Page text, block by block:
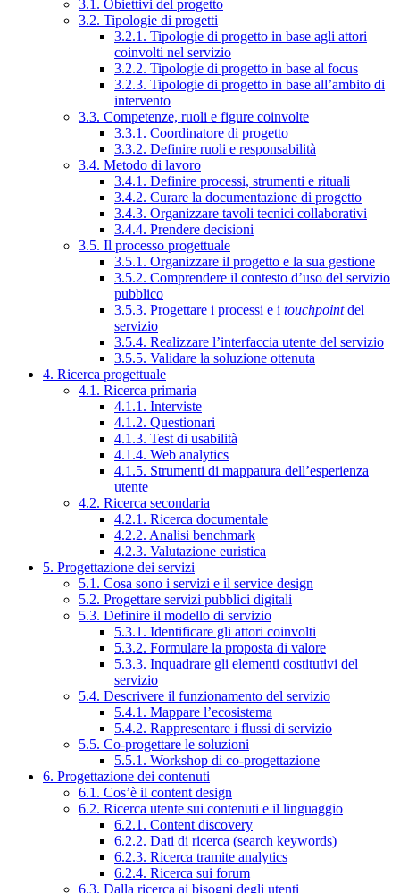
3.1. Obiettivi del progetto
3.2. Tipologie di progetti
3.2.1. Tipologie di progetto in base agli attori
coinvolti nel servizio
3.2.2. Tipologie di progetto in base al focus
3.2.3. Tipologie di progetto in base all’ambito di
intervento
3.3. Competenze, ruoli e figure coinvolte
3.3.1. Coordinatore di progetto
3.3.2. Definire ruoli e responsabilità
3.4. Metodo di lavoro
3.4.1. Definire processi, strumenti e rituali
3.4.2. Curare la documentazione di progetto
3.4.3. Organizzare tavoli tecnici collaborativi
3.4.4. Prendere decisioni
3.5. Il processo progettuale
3.5.1. Organizzare il progetto e la sua gestione
3.5.2. Comprendere il contesto d’uso del servizio
pubblico
3.5.3. Progettare i processi e i touchpointdel
servizio
3.5.4. Realizzare l’interfaccia utente del servizio
3.5.5. Validare la soluzione ottenuta
4. Ricerca progettuale
4.1. Ricerca primaria
4.1.1. Interviste
4.1.2. Questionari
4.1.3. Test di usabilità
4.1.4. Web analytics
4.1.5. Strumenti di mappatura dell’esperienza
utente
4.2. Ricerca secondaria
4.2.1. Ricerca documentale
4.2.2. Analisi benchmark
4.2.3. Valutazione euristica
5. Progettazione dei servizi
5.1. Cosa sono i servizi e il service design
5.2. Progettare servizi pubblici digitali
5.3. Definire il modello di servizio
5.3.1. Identificare gli attori coinvolti
5.3.2. Formulare la proposta di valore
5.3.3. Inquadrare gli elementi costitutivi del
servizio
5.4. Descrivere il funzionamento del servizio
5.4.1. Mappare l’ecosistema
5.4.2. Rappresentare i flussi di servizio
5.5. Co-progettare le soluzioni
5.5.1. Workshop di co-progettazione
6. Progettazione dei contenuti
6.1. Cos’è il content design
6.2. Ricerca utente sui contenuti e il linguaggio
6.2.1. Content discovery
6.2.2. Dati di ricerca (search keywords)
6.2.3. Ricerca tramite analytics
6.2.4. Ricerca sui forum
6.3. Dalla ricerca ai bisogni degli utenti